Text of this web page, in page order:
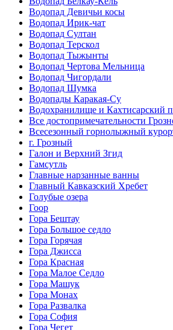
Водопад Девичьи косы
Водопад Ирик-чат
Водопад Султан
Водопад Терскол
Водопад Тыжынты
Водопад Чертова Мельница
Водопад Чигордали
Водопад Шумка
Водопады Каракая-Су
Водохранилище и Кахтисарский
Все достопримечательности
Всесезонный горнолыжный
г. Грозный
Галон и Верхний Згид
Гамсутль
Главные нарзанные ванны
Главный Кавказский Хребет
Голубые озера
Гоор
Гора Бештау
Гора Большое седло
Гора Горячая
Гора Джисса
Гора Красная
Гора Малое Седло
Гора Машук
Гора Монах
Гора Развалка
Гора София
Гора Чегет